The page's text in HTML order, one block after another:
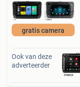
gratis camera
Ook van deze
adverteerder